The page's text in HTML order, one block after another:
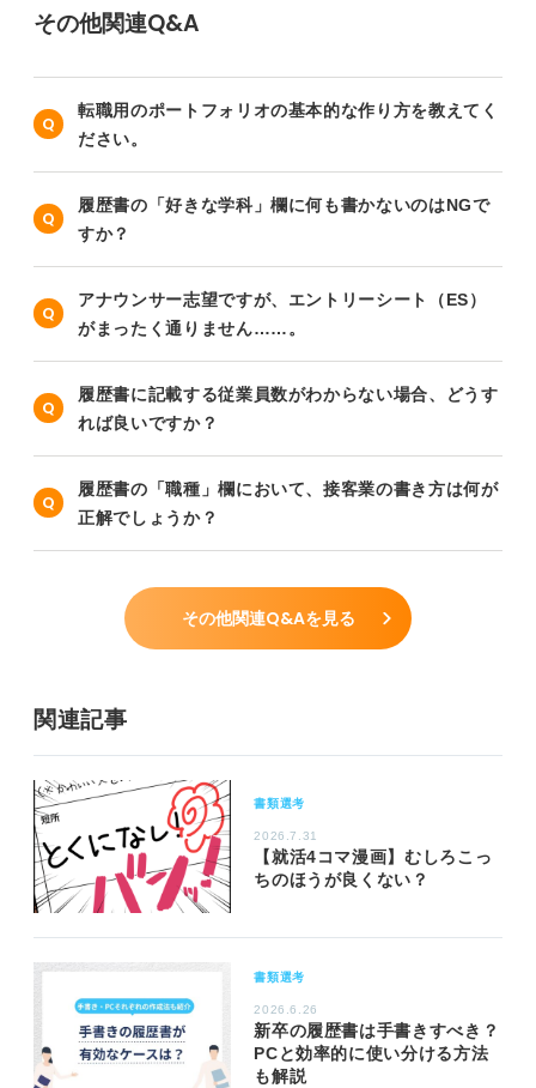
その他関連Q&A
転職用のポートフォリオの基本的な作り方を教えてく
ださい。
履歴書の「好きな学科」欄に何も書かないのはNGで
すか？
アナウンサー志望ですが、エントリーシート（ES）
がまったく通りません……。
履歴書に記載する従業員数がわからない場合、どうす
れば良いですか？
履歴書の「職種」欄において、接客業の書き方は何が
正解でしょうか？
その他関連Q&Aを見る
関連記事
書類選考
2026.7.31
【就活4コマ漫画】むしろこっ
ちのほうが良くない？
書類選考
2026.6.26
新卒の履歴書は手書きすべき？
PCと効率的に使い分ける方法
も解説